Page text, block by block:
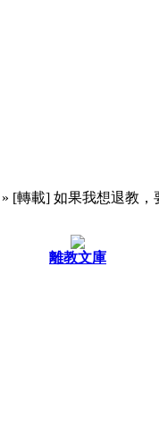
» [轉載] 如果我想退教，
離教文庫